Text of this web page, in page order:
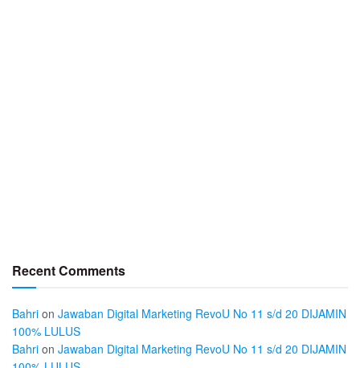
Recent Comments
Bahri on Jawaban Digital Marketing RevoU No 11 s/d 20 DIJAMIN
100% LULUS
Bahri on Jawaban Digital Marketing RevoU No 11 s/d 20 DIJAMIN